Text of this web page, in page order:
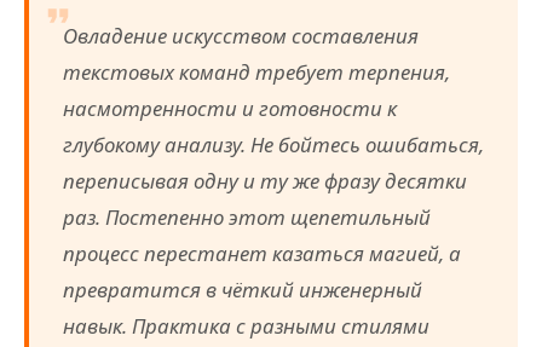
Овладение искусством составления
текстовых команд требует терпения,
насмотренности и готовности к
глубокому анализу. Не бойтесь ошибаться,
переписывая одну и ту же фразу десятки
раз. Постепенно этот щепетильный
процесс перестанет казаться магией, а
превратится в чёткий инженерный
навык. Практика с разными стилями